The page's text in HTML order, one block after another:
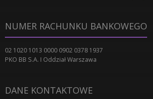
NUMER RACHUNKU BANKOWEGO
02 1020 1013 0000 0902 0378 1937
PKO BB S.A. I Oddział Warszawa
DANE KONTAKTOWE